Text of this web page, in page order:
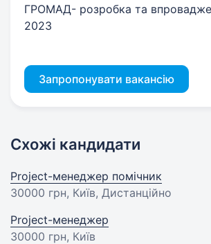
ГРОМАД- розробка та
2023
Запропонувати вакансію
Схожі кандидати
Project-менеджер помічник
30000 грн, Київ, Дистанційно
Project-менеджер
30000 грн, Київ